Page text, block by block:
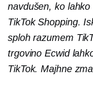
navdušen, ko
TikTok Shopping.
sploh razumem
trgovino Ecwid
TikTok. Majhne